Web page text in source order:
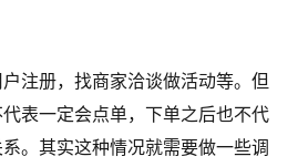
注册，找商家洽谈做活动等。但
表一定会点单，下单之后也不代
。其实这种情况就需要做一些调